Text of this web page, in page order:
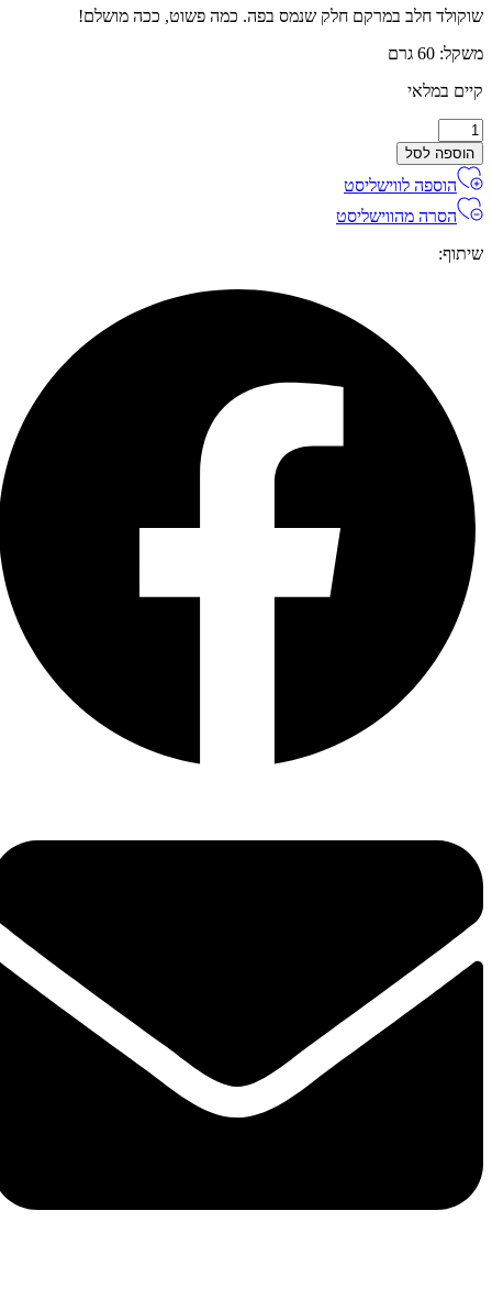
שוקולד חלב במרקם חלק שנמס בפה. כמה פשוט, ככה מושלם!
משקל: 60 גרם
קיים במלאי
כמות
של
שוקולד
חלב
הוספה לסל
הוספה לווישליסט
הסרה מהווישליסט
שיתוף: